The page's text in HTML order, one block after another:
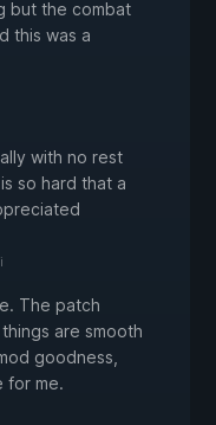
but the combat
this was a
with no rest
so hard that a
The patch
are smooth
goodness,
for me.